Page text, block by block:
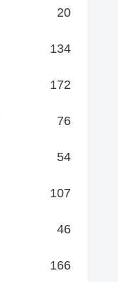
20
134
172
76
54
107
46
166